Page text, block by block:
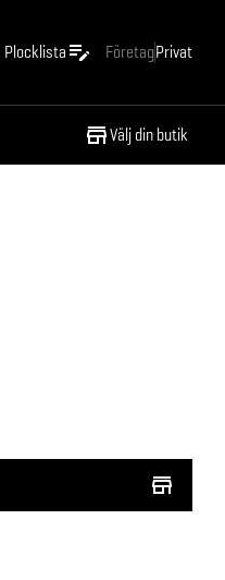
Plocklista FöretagPrivat
Välj din butik